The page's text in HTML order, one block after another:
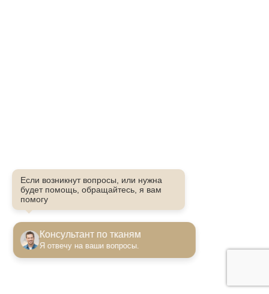
Если возникнут вопросы, или нужна
будет помощь, обращайтесь, я вам
помогу
Консультант по тканям
Я отвечу на ваши вопросы.